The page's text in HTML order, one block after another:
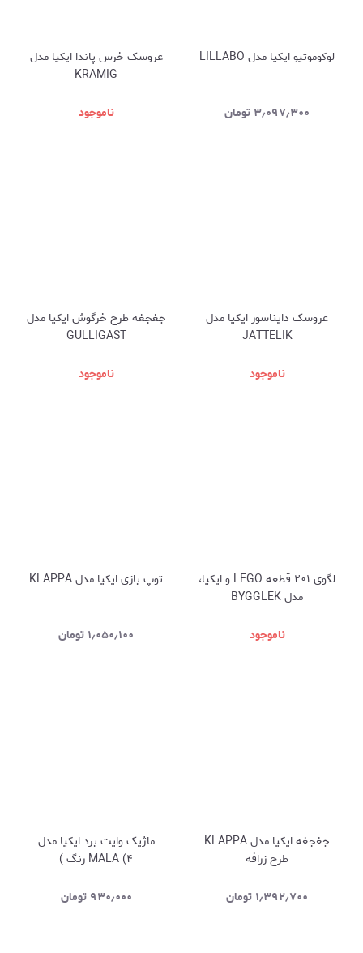
لوکوموتیو ایکیا مدل LILLABO
۳٫۰۹۷٫۳۰۰ تومان
عروسک خرس پاندا ایکیا مدل
KRAMIG
ناموجود
عروسک دایناسور ایکیا مدل
JATTELIK
ناموجود
جغجغه طرح خرگوش ایکیا مدل
GULLIGAST
ناموجود
لگوی ۲۰۱ قطعه LEGO و ایکیا،
مدل BYGGLEK
ناموجود
توپ بازی ایکیا مدل KLAPPA
۱٫۰۵۰٫۱۰۰ تومان
جغجغه ایکیا مدل KLAPPA
طرح زرافه
۱٫۳۹۲٫۷۰۰ تومان
ماژیک وایت برد ایکیا مدل
MALA (۴ رنگ )
۹۳۰٫۰۰۰ تومان